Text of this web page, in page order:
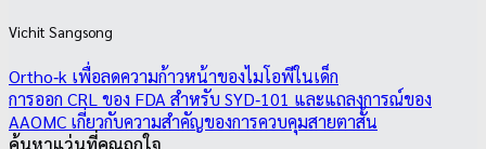
Vichit Sangsong
Ortho‑k เพื่อลดความก้าวหน้าของไมโอพีในเด็ก
การออก CRL ของ FDA สำหรับ SYD‑101 และแถลงการณ์ของ
AAOMC เกี่ยวกับความสำคัญของการควบคุมสายตาสั้น
ค้นหาแว่นที่คุณถูกใจ